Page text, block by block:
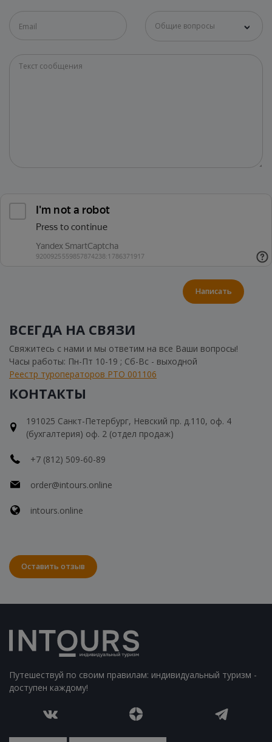
Общие вопросы
Написать
ВСЕГДА НА СВЯЗИ
Свяжитесь с нами и мы ответим на все Ваши вопросы!
Часы работы: Пн-Пт 10-19 ; Сб-Вс - выходной
Реестр туроператоров РТО 001106
КОНТАКТЫ
191025 Санкт-Петербург, Невский пр. д.110, оф. 4
(бухгалтерия) оф. 2 (отдел продаж)
+7 (812) 509-60-89
order@intours.online
intours.online
Оставить отзыв
Путешествуй по своим правилам: индивидуальный туризм -
доступен каждому!